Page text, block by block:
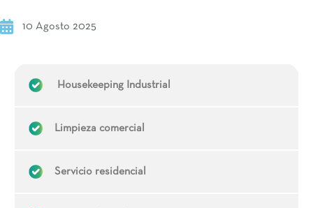
10 Agosto 2025
Housekeeping Industrial
Limpieza comercial
Servicio residencial